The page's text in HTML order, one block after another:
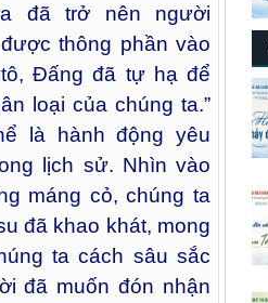
đã trở nên người
thông phần vào
Đấng đã tự hạ để
loại của chúng ta.”
là hành động yêu
lịch sử. Nhìn vào
máng cỏ, chúng ta
đã khao khát, mong
ta cách sâu sắc
đã muốn đón nhận